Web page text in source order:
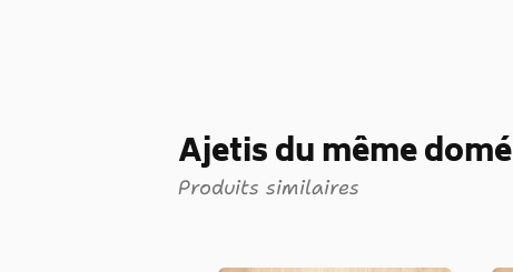
Ajetis du même domé
Produits similaires